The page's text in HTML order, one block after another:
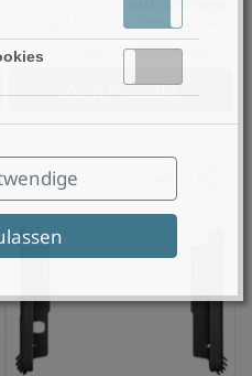
zzgl. MwSt., zzgl. Versandkosten
→ Anmelden für Händlerpreise
Zum Produkt